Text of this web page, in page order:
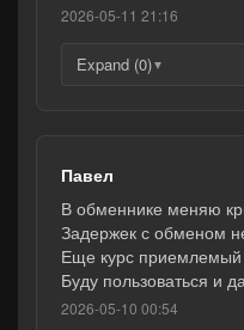
2026-05-11 21:16
Expand (0)▼
Павел
В обменнике меняю
Задержек с обменом
Еще курс
Буду пользоваться и
2026-05-10 00:54